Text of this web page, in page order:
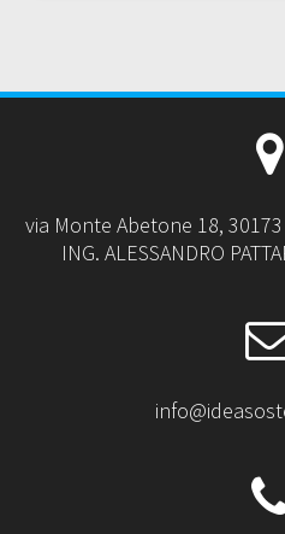
via Monte Abetone 18,
ING. ALESSANDRO